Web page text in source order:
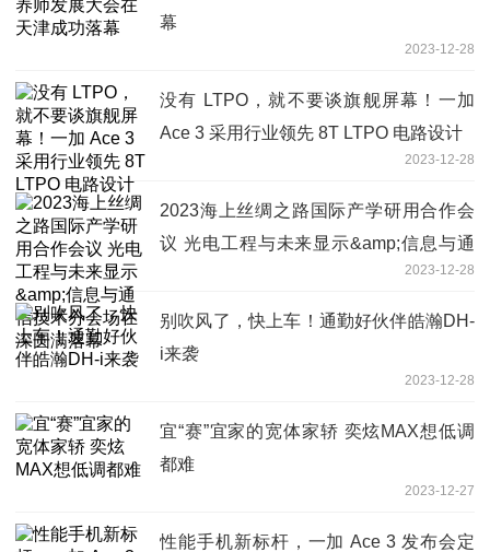
幕
2023-12-28
没有 LTPO，就不要谈旗舰屏幕！一加
Ace 3 采用行业领先 8T LTPO 电路设计
2023-12-28
2023海上丝绸之路国际产学研用合作会
议 光电工程与未来显示&amp;信息与通
2023-12-28
别吹风了，快上车！通勤好伙伴皓瀚DH-
i来袭
2023-12-28
宜“赛”宜家的宽体家轿 奕炫MAX想低调
都难
2023-12-27
性能手机新标杆，一加 Ace 3 发布会定